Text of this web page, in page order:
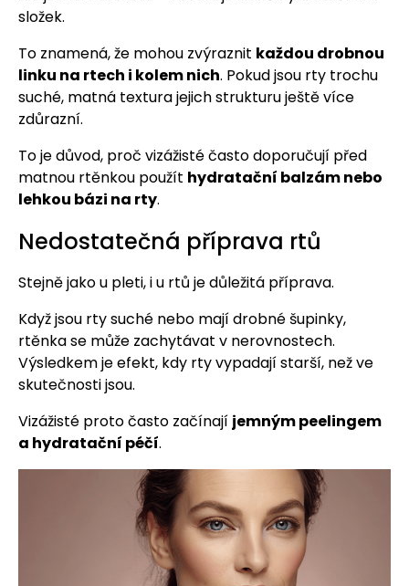
složek.
To znamená, že mohou zvýraznit každou drobnou
linku na rtech i kolem nich. Pokud jsou rty trochu
suché, matná textura jejich strukturu ještě více
zdůrazní.
To je důvod, proč vizážisté často doporučují před
matnou rtěnkou použít hydratační balzám nebo
lehkou bázi na rty.
Nedostatečná příprava rtů
Stejně jako u pleti, i u rtů je důležitá příprava.
Když jsou rty suché nebo mají drobné šupinky,
rtěnka se může zachytávat v nerovnostech.
Výsledkem je efekt, kdy rty vypadají starší, než ve
skutečnosti jsou.
Vizážisté proto často začínají jemným peelingem
a hydratační péčí.